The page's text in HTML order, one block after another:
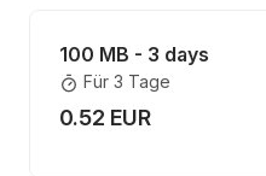
100 MB - 3 days
Für 3 Tage
0.52 EUR